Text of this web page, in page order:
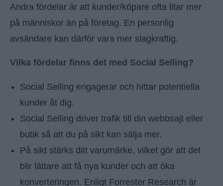
Andra fördelar är att kunder/köpare ofta litar mer
på människor än på företag. En personlig
avsändare kan därför vara mer slagkraftig.
Vilka fördelar finns det med Social Selling?
Social Selling engagerar och hittar potentiella
kunder åt dig.
Social Selling driver trafik till din webbsajt eller
butik så att du på sikt kan sälja mer.
På sikt stärks ditt varumärke, vilket gör att det
blir lättare att få nya kunder och att öka
konverteringen. Enligt Forrester Research är